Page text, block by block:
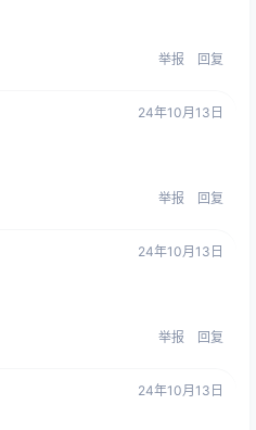
举报 回复
24年10月13日
举报 回复
24年10月13日
举报 回复
24年10月13日